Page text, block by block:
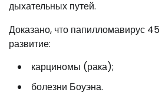
дыхательных путей.
Доказано, что папилломавирус
развитие:
карциномы (рака);
болезни Боуэна.